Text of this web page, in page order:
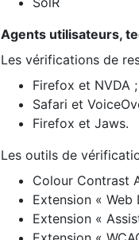
Agents utilisateurs,
Les vérifications de
Firefox et NVDA ;
Safari et
Firefox et Jaws.
Les outils de
Colour Contrast
Extension « Web
Extension «